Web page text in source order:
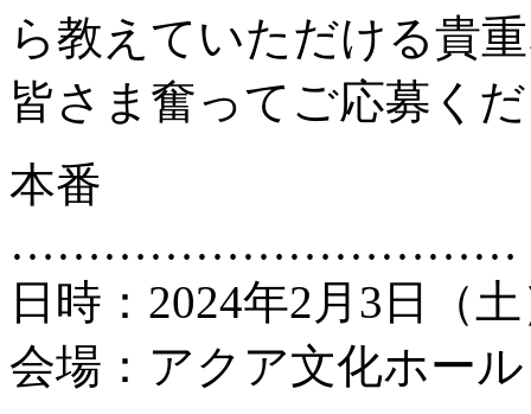
ら教えていただける貴
皆さま奮ってご応募く
本番
……………………………
日時：2024年2月3日（
会場：アクア文化ホー